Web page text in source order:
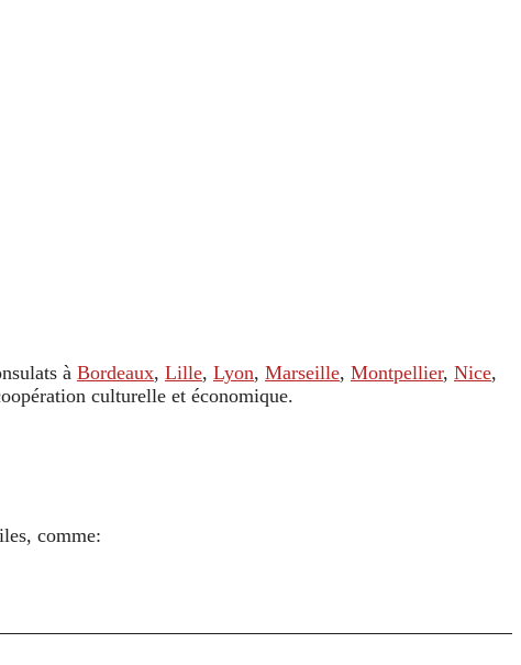
à Bordeaux, Lille, Lyon, Marseille, Montpellier, Nice,
culturelle et économique.
comme: